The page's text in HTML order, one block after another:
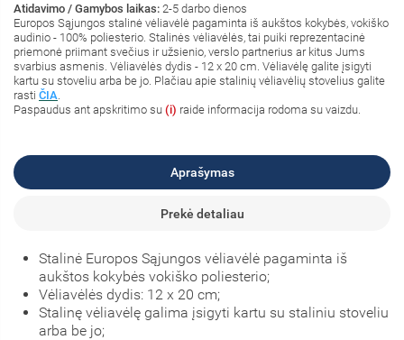
Atidavimo / Gamybos laikas: 2-5 darbo dienos
Europos Sąjungos stalinė vėliavėlė pagaminta iš aukštos kokybės, vokiško
audinio - 100% poliesterio . Stalinės vėliavėlės, tai puiki reprezentacinė
priemonė priimant svečius ir užsienio, verslo partnerius ar kitus Jums
svarbius asmenis. Vėliavėlės dydis - 12 x 20 cm. Vėliavėlę galite įsigyti
kartu su stoveliu arba be jo. Plačiau apie stalinių vėliavėlių stovelius galite
rasti ČIA
Paspaudus ant apskritimo su (i) raide informacija rodoma su vaizdu.
Aprašymas
Prekė detaliau
Stalinė Europos Sąjungos vėliavėlė pagaminta iš
aukštos kokybės vokiško poliesterio;
Vėliavėlės dydis: 12 x 20 cm;
Stalinę vėliavėlę galima įsigyti kartu su staliniu stoveliu
arba be jo;